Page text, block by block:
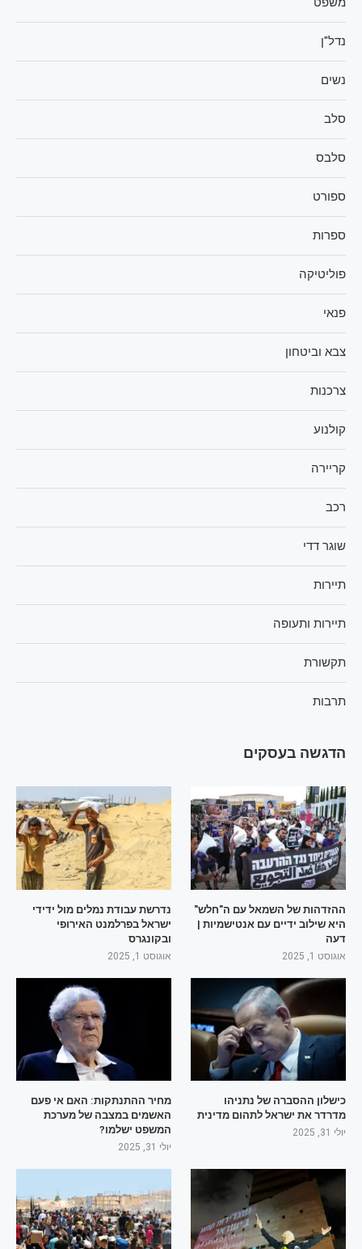
נדל"ן
נשים
סלב
סלבס
ספורט
ספרות
פוליטיקה
פנאי
צבא וביטחון
צרכנות
קולנוע
קריירה
רכב
שוגר דדי
תיירות
תיירות ותעופה
תקשורת
תרבות
הדגשה בעסקים
ההזדהות של השמאל עם ה"חלש"
היא שילוב ידיים עם אנטישמיות |
דעה
אוגוסט 1, 2025
נדרשת עבודת נמלים מול ידידי
ישראל בפרלמנט האירופי
ובקונגרס
אוגוסט 1, 2025
כישלון ההסברה של נתניהו
מדרדר את ישראל לתהום מדינית
יולי 31, 2025
מחיר ההתנתקות: האם אי פעם
האשמים במצבה של מערכת
המשפט ישלמו?
יולי 31, 2025